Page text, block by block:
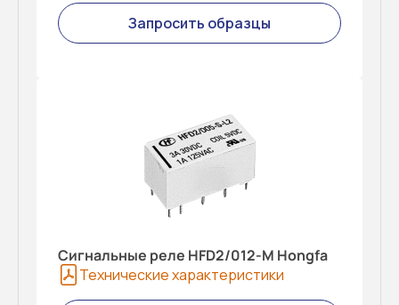
Запросить образцы
Сигнальные реле HFD2/012-M Hongfa
Технические характеристики